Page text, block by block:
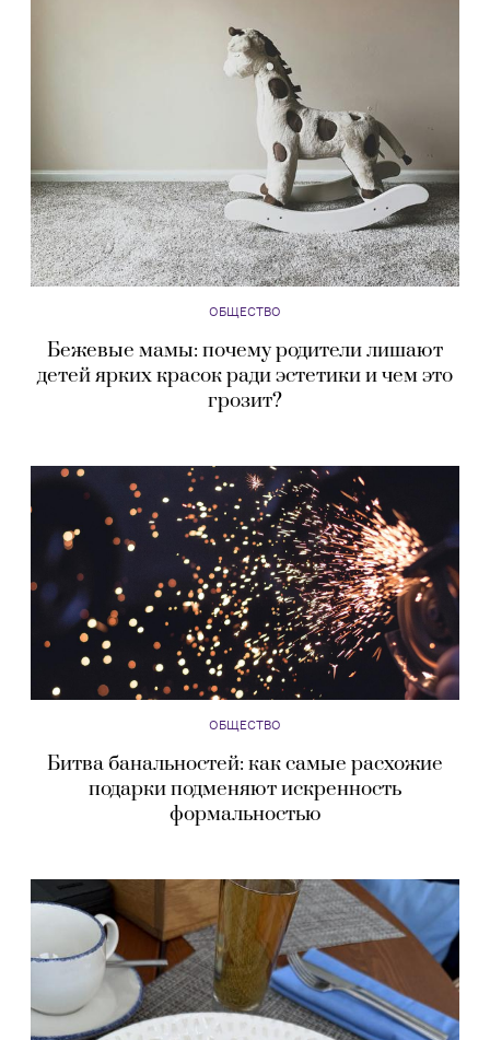
ОБЩЕСТВО
Бежевые мамы: почему родители лишают
детей ярких красок ради эстетики и чем это
грозит?
ОБЩЕСТВО
Битва банальностей: как самые расхожие
подарки подменяют искренность
формальностью